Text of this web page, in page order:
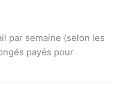
par semaine (selon les
payés pour